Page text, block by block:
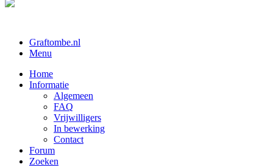
Graftombe.nl
Menu
Home
Informatie
Algemeen
FAQ
Vrijwilligers
In bewerking
Contact
Forum
Zoeken